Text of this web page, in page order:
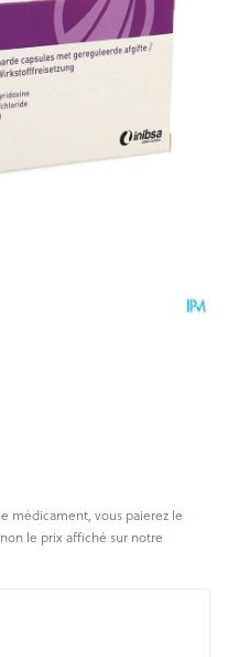
médicament, vous paierez le
le prix affiché sur notre